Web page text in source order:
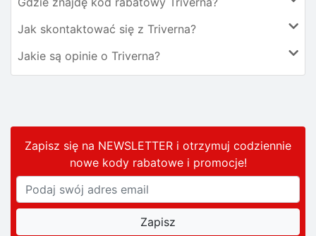
Jak skontaktować się z Triverna?
Jakie są opinie o Triverna?
Zapisz się na NEWSLETTER i otrzymuj codziennie
nowe kody rabatowei promocje!